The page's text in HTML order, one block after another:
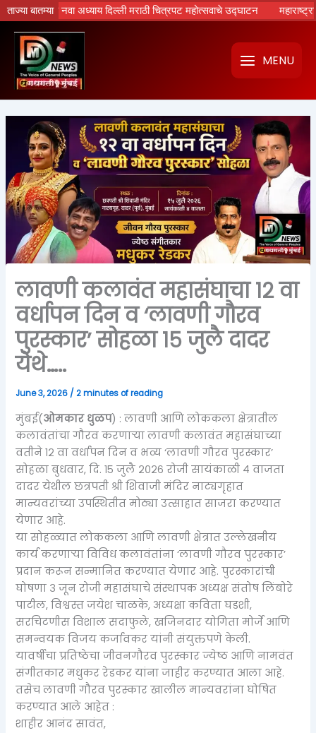
ताज्या बातम्यानवा अध्याय दिल्ली मराठी चित्रपट महोत्सवाचे उद्घाटन महाराष्ट्रात
Skip
to
content
MENU
लावणी कलावंत महासंघाचा १२ वा
वर्धापन दिन व ‘लावणी गौरव
पुरस्कार’ सोहळा १५ जुलै दादर
येथे…..
June 3, 2026 /2 minutes of reading
मुंबई(ओमकार धुळप) : लावणी आणि लोककला क्षेत्रातील
कलावंतांचा गौरव करणाऱ्या लावणी कलावंत महासंघाच्या
वतीने १२ वा वर्धापन दिन व भव्य ‘लावणी गौरव पुरस्कार’
सोहळा बुधवार, दि. १५ जुलै २०२६ रोजी सायंकाळी ४ वाजता
दादर येथील छत्रपती श्री शिवाजी मंदिर नाट्यगृहात
मान्यवरांच्या उपस्थितीत मोठ्या उत्साहात साजरा करण्यात
येणार आहे.
या सोहळ्यात लोककला आणि लावणी क्षेत्रात उल्लेखनीय
कार्य करणाऱ्या विविध कलावंतांना ‘लावणी गौरव पुरस्कार’
प्रदान करून सन्मानित करण्यात येणार आहे. पुरस्कारांची
घोषणा ३ जून रोजी महासंघाचे संस्थापक अध्यक्ष संतोष लिंबोरे
पाटील, विश्वस्त जयेश चाळके, अध्यक्षा कविता घडशी,
सरचिटणीस विशाल सदाफुले, खजिनदार योगिता मोर्जे आणि
समन्वयक विजय कर्जावकर यांनी संयुक्तपणे केली.
यावर्षीचा प्रतिष्ठेचा जीवनगौरव पुरस्कार ज्येष्ठ आणि नामवंत
संगीतकार मधुकर रेडकर यांना जाहीर करण्यात आला आहे.
तसेच लावणी गौरव पुरस्कार खालील मान्यवरांना घोषित
करण्यात आले आहेत :
शाहीर आनंद सावंत,